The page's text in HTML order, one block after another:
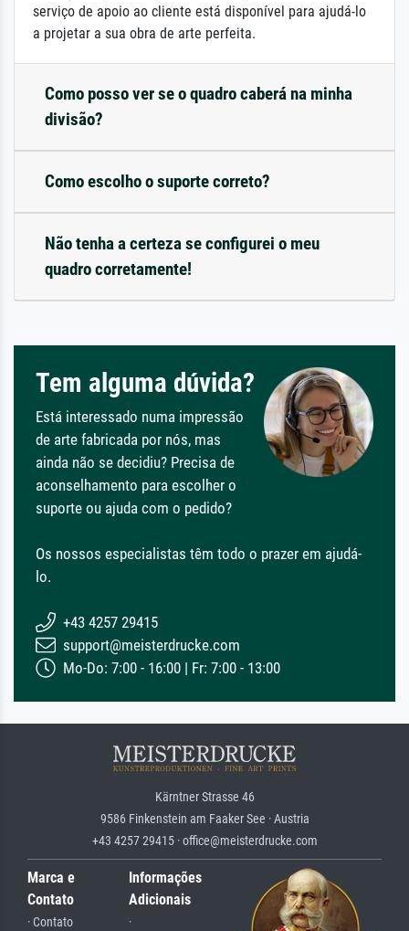
serviço de apoio ao cliente está disponível para ajudá-lo
a projetar a sua obra de arte perfeita.
Como posso ver se o quadro caberá na minha
divisão?
Como escolho o suporte correto?
Não tenha a certeza se configurei o meu
quadro corretamente!
Tem alguma dúvida?
Está interessado numa impressão
de arte fabricada por nós, mas
ainda não se decidiu? Precisa de
aconselhamento para escolher o
suporte ou ajuda com o pedido?
Os nossos especialistas têm todo o prazer em ajudá-
lo.
+43 4257 29415
support@meisterdrucke.com
Mo-Do: 7:00 - 16:00 | Fr: 7:00 - 13:00
Kärntner Strasse 46
9586 Finkenstein am Faaker See · Austria
+43 4257 29415 · office@meisterdrucke.com
Marca e
Contato
· Contato
Informações
Adicionais
·